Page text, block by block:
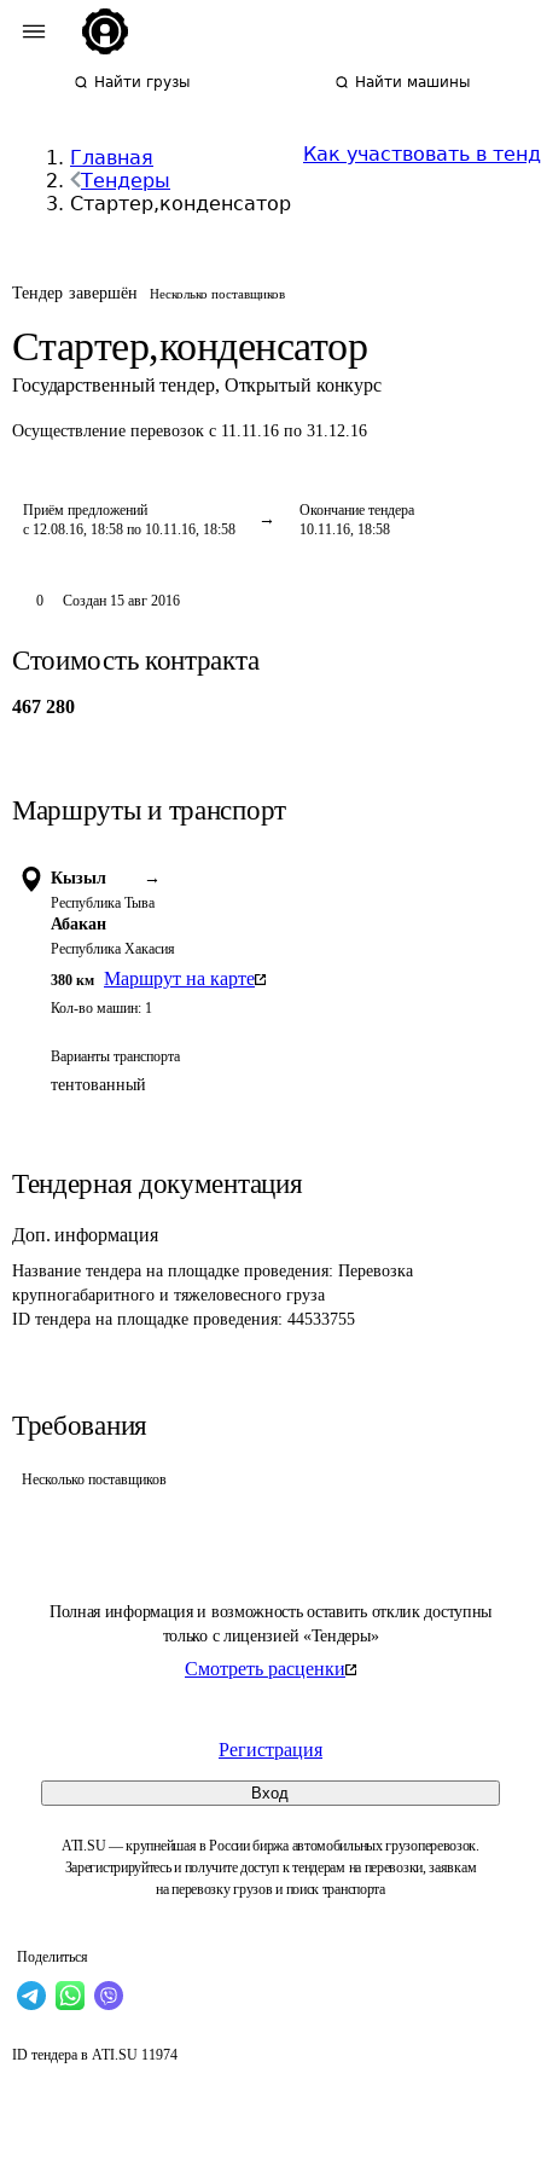
Найти грузы Найти машины
Главная
Тендеры
Стартер,конденсатор
Как участвовать в
Тендер завершён Несколько поставщиков
Стартер,конденсатор
Государственный тендер, Открытый конкурс
Осуществление перевозок с 11.11.16 по 31.12.16
Приём предложений
с 12.08.16, 18:58 по 10.11.16, 18:58
Окончание тендера
10.11.16, 18:58
Полная информация и возможность оставить отклик доступны
только с лицензией «Тендеры»
Смотреть расценки
Регистрация
Вход
ATI.SU — крупнейшая в России биржа автомобильных грузоперевозок.
Зарегистрируйтесь и получите доступ к тендерам на перевозки, заявкам
на перевозку грузов и поиск транспорта
Поделиться
0 Создан 15 авг 2016
Стоимость контракта
467 280
Маршруты и транспорт
Кызыл →
Республика Тыва
Абакан
Республика Хакасия
380 км Маршрут на карте
Кол-во машин: 1
Варианты транспорта
тентованный
Тендерная документация
Доп. информация
Название тендера на площадке проведения: Перевозка
крупногабаритного и тяжеловесного груза
ID тендера на площадке проведения: 44533755
Требования
Несколько поставщиков
ID тендера в ATI.SU 11974